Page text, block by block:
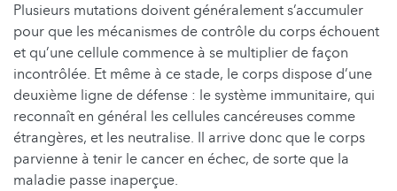
Plusieurs mutations doivent généralement s’accumuler
pour que les mécanismes de contrôle du corps échouent
et qu’une cellule commence à se multiplier de façon
incontrôlée. Et même à ce stade, le corps dispose d’une
deuxième ligne de défense : le système immunitaire, qui
reconnaît en général les cellules cancéreuses comme
étrangères, et les neutralise. Il arrive donc que le corps
parvienne à tenir le cancer en échec, de sorte que la
maladie passe inaperçue.